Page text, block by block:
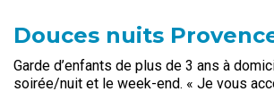
Douces nuits
Garde d’enfants de plus de 3 ans à
soirée/nuit et le week-end. « Je vous